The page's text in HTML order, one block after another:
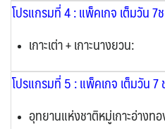
โปรแกรมที่ 4 : แพ็คเกจ เต็มวัน
เกาะเต่า + เกาะนางยวน:
โปรแกรมที่ 5 : แพ็คเกจ เต็มวัน
อุทยานแห่งชาติหมู่เกาะอ่างท